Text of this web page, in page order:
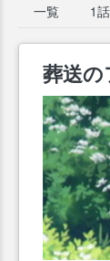
一覧 1話
葬送の